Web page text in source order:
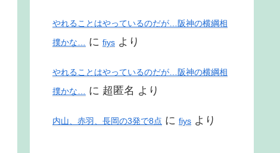
やれることはやっているのだが…阪神の横綱相
撲かな… に fiys より
やれることはやっているのだが…阪神の横綱相
撲かな… に 超匿名 より
内山、赤羽、長岡の3発で8点 に fiys より